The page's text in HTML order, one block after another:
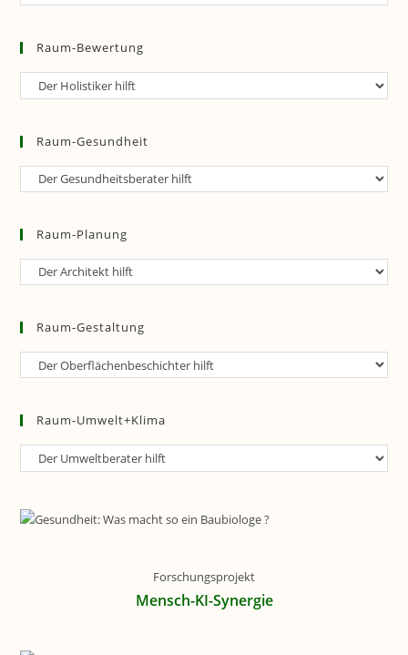
Raum-Bewertung
Raum-
Raum-Gesundheit
Raum-
Raum-Planung
Raum-
Raum-Gestaltung
Raum-
Raum-Umwelt+Klima
Raum-
Forschungsprojekt
Mensch-KI-Synergie